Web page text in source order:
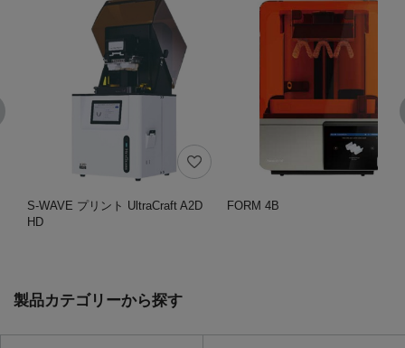
S-WAVE プリント UltraCraft A2D
HD
FORM 4B
製品カテゴリーから探す